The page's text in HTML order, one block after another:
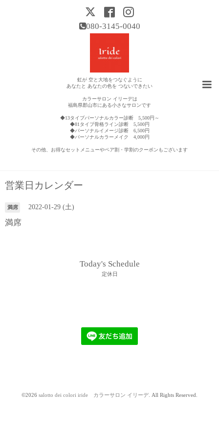
080-3145-0040
虹が 空と大地をつなぐように
あなたと あなたの色を つないできたい
カラーサロン イリーデは
福島県郡山市にある小さなサロンです
◆13タイプパーソナルカラー診断 5,500円～
◆81タイプ骨格ライン診断 5,500円
◆パーソナルイメージ診断 6,500円
◆パーソナルカラーメイク 4,000円
その他、お得なセットメニューやペア割・学割のクーポンもございます
営業日カレンダー
満席 2022-01-29 (土)
満席
Today's Schedule
定休日
©2026 salotto dei colori iride カラーサロン イリーデ. All Rights Reserved.